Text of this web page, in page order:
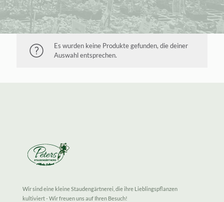
Es wurden keine Produkte gefunden, die deiner
Auswahl entsprechen.
Wir sind eine kleine Staudengärtnerei, die ihre Lieblingspflanzen
kultiviert - Wir freuen uns auf Ihren Besuch!